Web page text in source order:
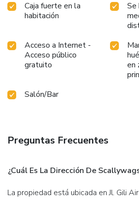
Caja fuerte en la
habitación
Se
Acceso a Internet -
Acceso público
gratuito
en
Salón/Bar
Preguntas Frecuentes
¿Cuál Es La Dirección De
La propiedad está ubicada en Jl. Gili